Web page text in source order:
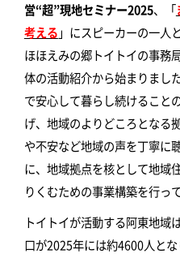
営“超”現地セミナー2025、「
考える 」にスピーカーの一人
ほほえみの郷トイトイの事務
体の活動紹介から始まりまし
で安心して暮らし続けること
げ、地域のよりどころとなる
や不安など地域の声を丁寧に
に、地域拠点を核として地域
りくむための事業構築を行っ
トイトイが活動する阿東地域
口が2025年には約4600人と